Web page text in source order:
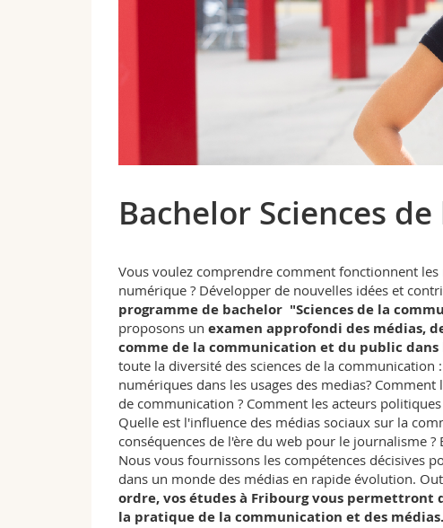
Bachelor Sciences
Vous voulez comprendre comment fonctionnent
numérique ? Développer de nouvelles idées et
programme de bachelor "Sciences de la
proposons un examen approfondi des médias,
comme de la communication et du public
toute la diversité des sciences de la
numériques dans les usages des medias?
de communication ? Comment les acteurs
Quelle est l'influence des médias sociaux sur la
conséquences de l'ère du web pour le journalisme
Nous vous fournissons les compétences décisives
dans un monde des médias en rapide évolution.
ordre, vos études à Fribourg vous permettront
la pratique de la communication et des médias.